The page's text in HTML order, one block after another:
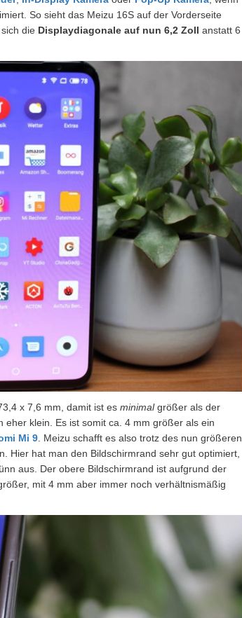
So sieht das Meizu 16S auf der Vorderseite
die Displaydiagonale auf nun 6,2 Zoll anstatt 6
x 7,6 mm, damit ist es minimalgrößer als der
eher klein. Es ist somit ca. 4 mm größer als ein
Mi 9 . Meizu schafft es also trotz des nun größeren
Hier hat man den Bildschirmrand sehr gut optimiert,
aus. Der obere Bildschirmrand ist aufgrund der
mit 4 mm aber immer noch verhältnismäßig